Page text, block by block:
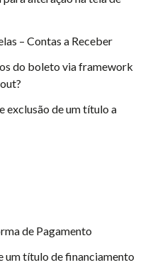
– Contas a Receber
do boleto via framework
exclusão de um título a
de Pagamento
um título de financiamento